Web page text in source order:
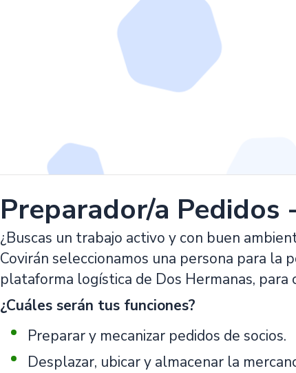
Preparador/a Pedidos
¿Buscas un trabajo activo y con buen
Covirán seleccionamos una persona para la
plataforma logística de Dos Hermanas, para
¿Cuáles serán tus funciones?
Preparar y mecanizar pedidos de socios.
Desplazar, ubicar y almacenar la